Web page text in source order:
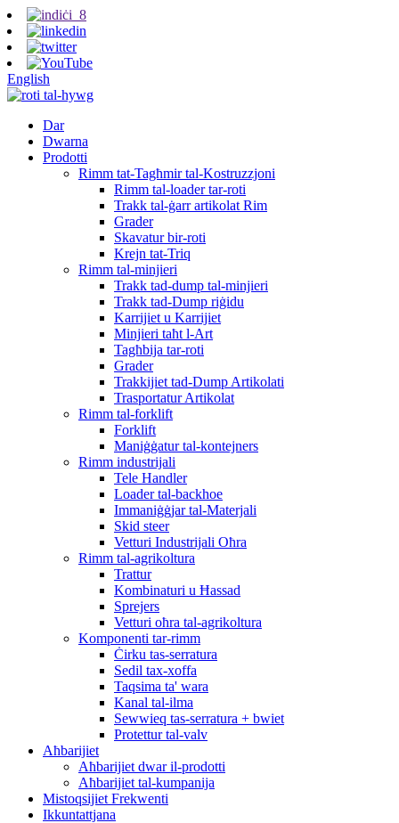
English
Dar
Dwarna
Prodotti
Rimm tat-Tagħmir tal-Kostruzzjoni
Rimm tal-loader tar-roti
Trakk tal-ġarr artikolat Rim
Grader
Skavatur bir-roti
Krejn tat-Triq
Rimm tal-minjieri
Trakk tad-dump tal-minjieri
Trakk tad-Dump riġidu
Karrijiet u Karrijiet
Minjieri taħt l-Art
Tagħbija tar-roti
Grader
Trakkijiet tad-Dump Artikolati
Trasportatur Artikolat
Rimm tal-forklift
Forklift
Maniġġatur tal-kontejners
Rimm industrijali
Tele Handler
Loader tal-backhoe
Immaniġġjar tal-Materjali
Skid steer
Vetturi Industrijali Oħra
Rimm tal-agrikoltura
Trattur
Kombinaturi u Ħassad
Sprejers
Vetturi oħra tal-agrikoltura
Komponenti tar-rimm
Ċirku tas-serratura
Sedil tax-xoffa
Taqsima ta' wara
Kanal tal-ilma
Sewwieq tas-serratura + bwiet
Protettur tal-valv
Aħbarijiet
Aħbarijiet dwar il-prodotti
Aħbarijiet tal-kumpanija
Mistoqsijiet Frekwenti
Ikkuntattjana